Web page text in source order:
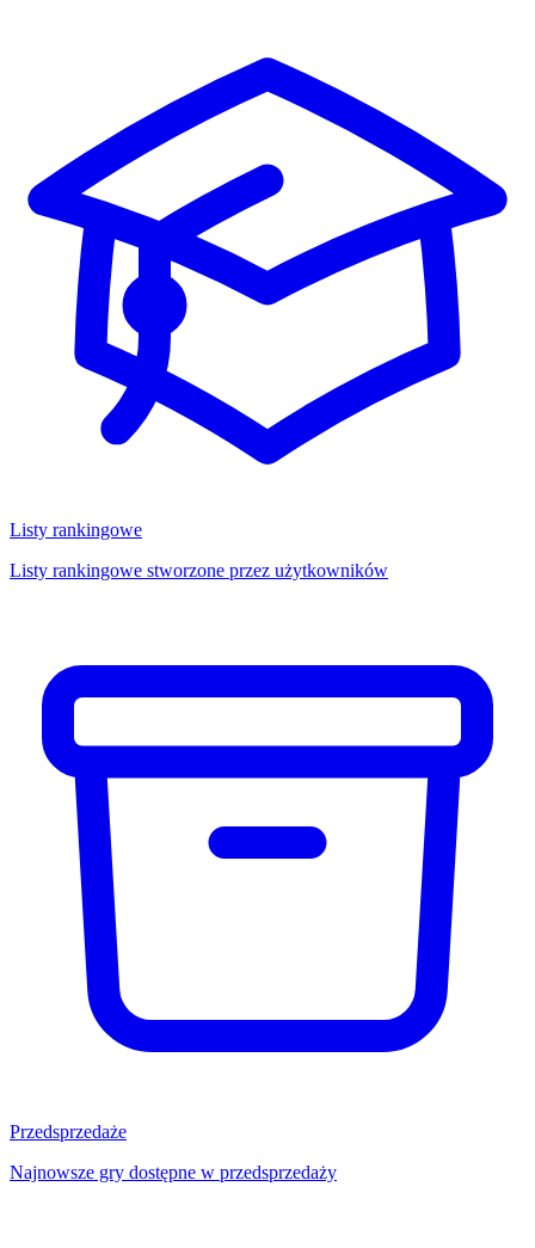
Listy rankingowe
Listy rankingowe stworzone przez użytkowników
Przedsprzedaże
Najnowsze gry dostępne w przedsprzedaży